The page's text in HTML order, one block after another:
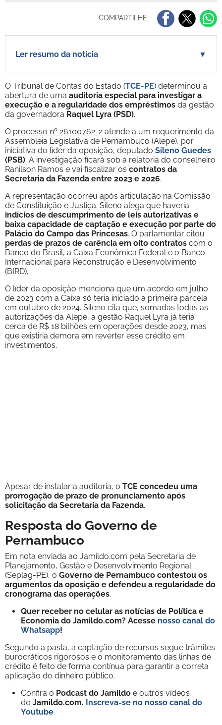
COMPARTILHE:
Ler resumo da notícia ▼
O Tribunal de Contas do Estado (TCE-PE) determinou a
abertura de uma auditoria especial para investigar a
execução e a regularidade dos empréstimos da gestão
da governadora Raquel Lyra (PSD).
O processo nº 26100762-2 atende a um requerimento da
Assembleia Legislativa de Pernambuco (Alepe), por
iniciativa do líder da oposição, deputado Sileno Guedes
(PSB). A investigação ficará sob a relatoria do conselheiro
Ranilson Ramos e vai fiscalizar os contratos da
Secretaria da Fazenda entre 2023 e 2026.
A representação ocorreu após articulação na Comissão
de Constituição e Justiça. Sileno alega que haveria
indícios de descumprimento de leis autorizativas e
baixa capacidade de captação e execução por parte do
Palácio do Campo das Princesas. O parlamentar citou
perdas de prazos de carência em oito contratos com o
Banco do Brasil, a Caixa Econômica Federal e o Banco
Internacional para Reconstrução e Desenvolvimento
(BIRD).
O líder da oposição menciona que um acordo em julho
de 2023 com a Caixa só teria iniciado a primeira parcela
em outubro de 2024. Sileno cita que, somadas todas as
autorizações da Alepe, a gestão Raquel Lyra já teria
cerca de R$ 18 bilhões em operações desde 2023, mas
que existiria demora em reverter esse crédito em
investimentos.
Apesar de instalar a auditoria, o TCE concedeu uma
prorrogação de prazo de pronunciamento após
solicitação da Secretaria da Fazenda.
Resposta do Governo de
Pernambuco
Em nota enviada ao Jamildo.com pela Secretaria de
Planejamento, Gestão e Desenvolvimento Regional
(Seplag-PE), o Governo de Pernambuco contestou os
argumentos da oposição e defendeu a regularidade do
cronograma das operações.
Quer receber no celular as notícias de Política e
Economia do Jamildo.com? Acesse nosso canal do
Whatsapp!
Segundo a pasta, a captação de recursos segue trâmites
burocráticos rigorosos e o monitoramento das linhas de
crédito é feito de forma contínua para garantir a correta
aplicação do dinheiro público.
Confira o Podcast do Jamildo e outros vídeos
do Jamildo.com. Inscreva-se no nosso canal do
Youtube